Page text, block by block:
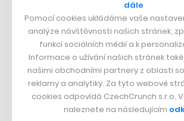
Francouzský šéfkuchař na Šumavě
Dva golfisti, co pečou
DESIGN
Bomma není tichá
Originální hodinky
Nábytek z betonu
dále
Pomocí cookies ukládáme vaše
analýze návštěvnosti našich stránek,
funkcí sociálních médií a k
Informace o užívání našich stránek
našimi obchodními partnery z oblasti
reklamy a analytiky. Za tyto webové
cookies odpovídá CzechCrunch s.r.o.
naleznete na následujícím